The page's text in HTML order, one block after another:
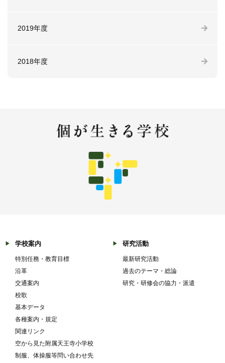
2019年度
2018年度
学校案内
特別任務・教育目標
沿革
交通案内
校歌
基本データ
各種案内・規定
関連リンク
空から見た附属天王寺小学校
制服、体操服等問い合わせ先
研究活動
最新研究活動
過去のテーマ・総論
研究・研修会の協力・派遣